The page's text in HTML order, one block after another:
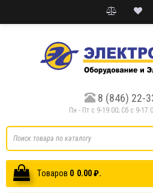
8 (846) 22-
Пн - Пт с 9-19:00; Cб с 9-
Tоваров 0 0.00 ₽.